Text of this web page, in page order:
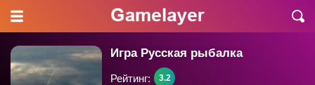
Игра Русская рыбалка
Рейтинг: 3.2